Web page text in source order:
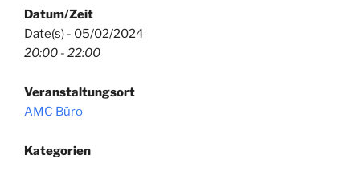
Datum/Zeit
Date(s) - 05/02/2024
20:00 - 22:00
Veranstaltungsort
AMC Büro
Kategorien